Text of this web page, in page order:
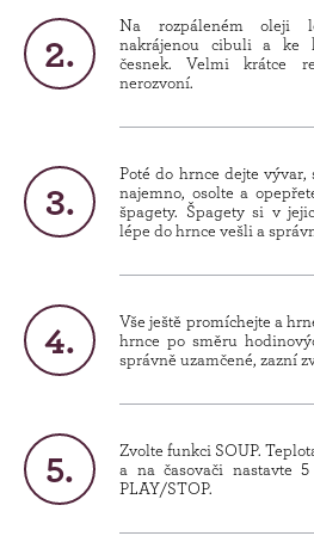
Na rozpáleném oleji
nakrájenou cibuli a ke
česnek. Velmi krátce
nerozvoní.
Poté do hrnce dejte
najemno, osolte a
špagety. Špagety si v
lépe do hrnce vešli a
Vše ještě promíchejte a
hrnce po směru
správně uzamčené, zazní
Zvolte funkci SOUP.
a na časovači nastavte
PLAY/STOP.